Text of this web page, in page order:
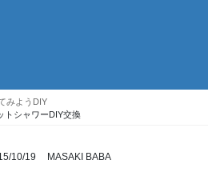
みようDIY
トシャワーDIY交換
10/19 MASAKI BABA